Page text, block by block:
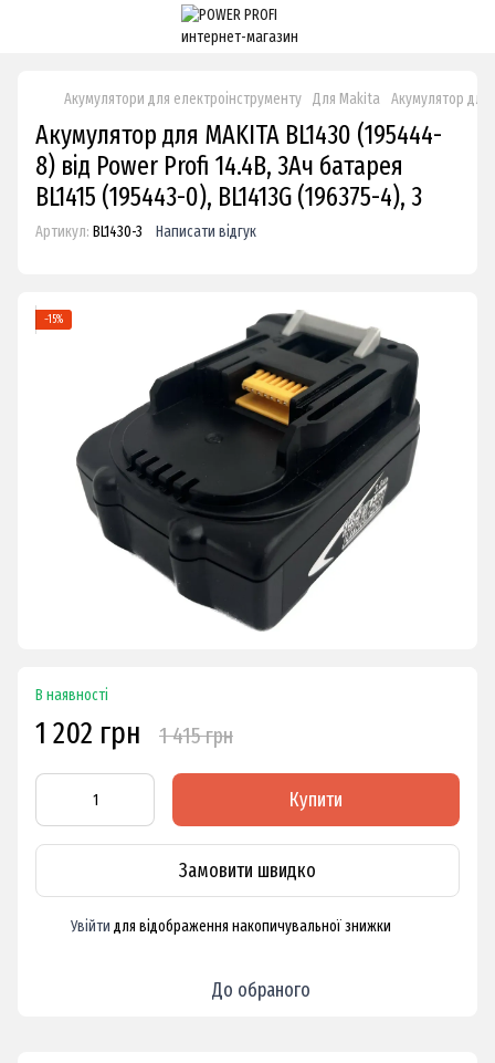
Акумулятори для електроінструменту Для Makita Акумулятор для
Акумулятор для MAKITA BL1430 (195444-
8) від Power Profi 14.4В, 3Ач батарея
BL1415 (195443-0), BL1413G (196375-4), 3
Артикул: BL1430-3 Написати відгук
−15%
В наявності
1 202 грн 1 415 грн
Купити
Замовити швидко
Увійти для відображення накопичувальної знижки
До обраного